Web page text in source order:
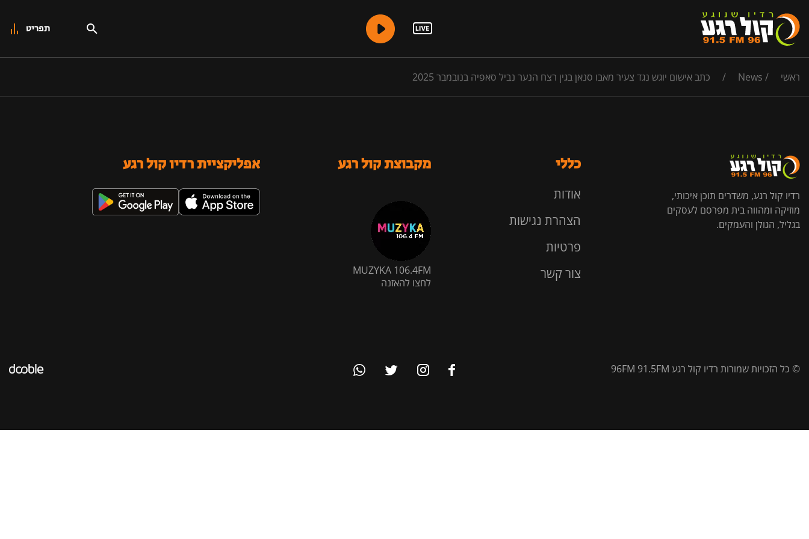
תפריט
ראשי /
News
/ כתב אישום יוגש נגד צעיר מאבו סנאן בגין רצח הנער נביל סאפיה בנובמבר 2025
רדיו קול רגע, משדרים תוכן איכותי,
מוזיקה ומהווה בית מפרסם לעסקים
בגליל, הגולן והעמקים.
כללי
אודות
הצהרת נגישות
פרטיות
צור קשר
מקבוצת קול רגע
MUZYKA 106.4FM
לחצו להאזנה
אפליקציית רדיו קול רגע
© כל הזכויות שמורות רדיו קול רגע 96FM 91.5FM